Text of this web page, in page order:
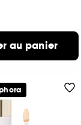
au panier